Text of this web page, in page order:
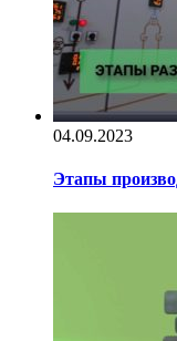
04.09.2023
Этапы